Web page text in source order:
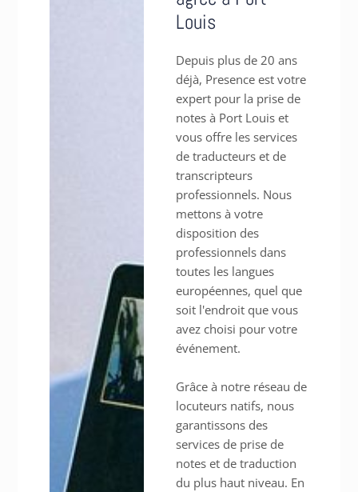
Louis
Depuis plus de 20 ans
déjà, Presence est votre
expert pour la prise de
notes à Port Louis et
vous offre les services
de traducteurs et de
transcripteurs
professionnels. Nous
mettons à votre
disposition des
professionnels dans
toutes les langues
européennes, quel que
soit l'endroit que vous
avez choisi pour votre
événement.
Grâce à notre réseau de
locuteurs natifs, nous
garantissons des
services de prise de
notes et de traduction
du plus haut niveau. En